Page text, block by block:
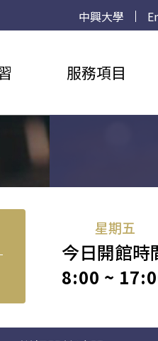
中興大學
服務項目
星期五
今日開館時
8:00 ~